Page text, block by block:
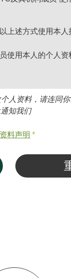
上述方式使用本
使用本人的个人
人资料，请连同
知我们
料声明 *